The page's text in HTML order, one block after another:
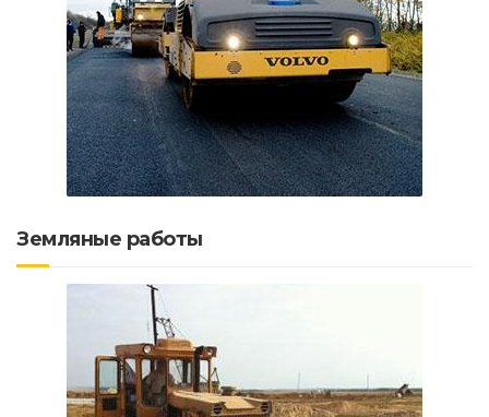
Земляные работы